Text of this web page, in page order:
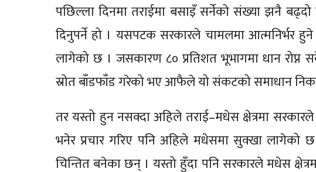
पछिल्ला दिनमा तराईमा बसाइँ सर्नेको संख्या झनै
दिनुपर्ने हो । यसपटक सरकारले चामलमा आत्मनिर्भर
लागेको छ । जसकारण ८० प्रतिशत भूभागमा धान रोप्न
स्रोत बाँडफाँड गरेको भए आफैले यो संकटको समाधान
तर यस्तो हुन नसक्दा अहिले तराई–मधेस क्षेत्रमा
भनेर प्रचार गरिए पनि अहिले मधेसमा सुक्खा लागेको
चिन्तित बनेका छन् । यस्तो हुँदा पनि सरकारले मधेस